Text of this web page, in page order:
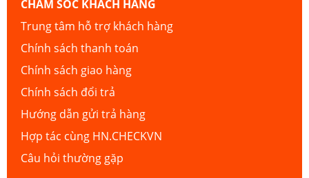
CHĂM SÓC KHÁCH HÀNG
Trung tâm hỗ trợ khách hàng
Chính sách thanh toán
Chính sách giao hàng
Chính sách đổi trả
Hướng dẫn gửi trả hàng
Hợp tác cùng HN.CHECKVN
Câu hỏi thường gặp